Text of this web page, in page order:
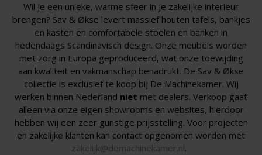
Wil je een unieke, warme sfeer in je zakelijke interieur
brengen? Sav & Økse levert massief houten tafels, bankjes
en kasten en comfortabele stoelen en banken in
hedendaags Scandinavisch design. Onze meubels worden
met zorg in Europa geproduceerd, wat onze toewijding
aan kwaliteit en vakmanschap benadrukt. De Sav & Økse
collectie is exclusief te koop bij De Machinekamer. Wij
werken binnen Nederland niet met dealers. Verkoop gaat
alleen via onze eigen showrooms en websites, hierdoor
hebben wij een zeer gunstige prijsstelling. Voor projecten
en zakelijke klanten kan contact opgenomen worden met
zakelijk@demachinekamer.nl.